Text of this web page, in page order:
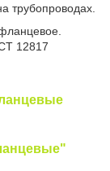
трубопроводах.
12817